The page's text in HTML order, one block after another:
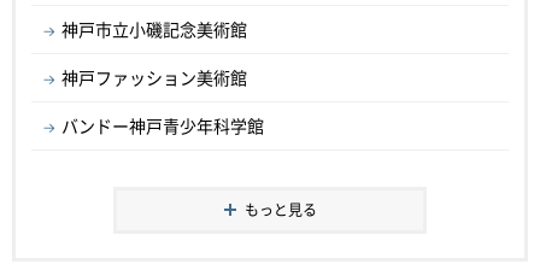
神戸市立小磯記念美術館
神戸ファッション美術館
バンドー神戸青少年科学館
もっと見る